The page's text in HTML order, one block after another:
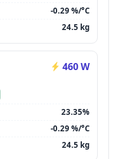
-0.29 %/°C
24.5 kg
460 W
23.35%
-0.29 %/°C
24.5 kg